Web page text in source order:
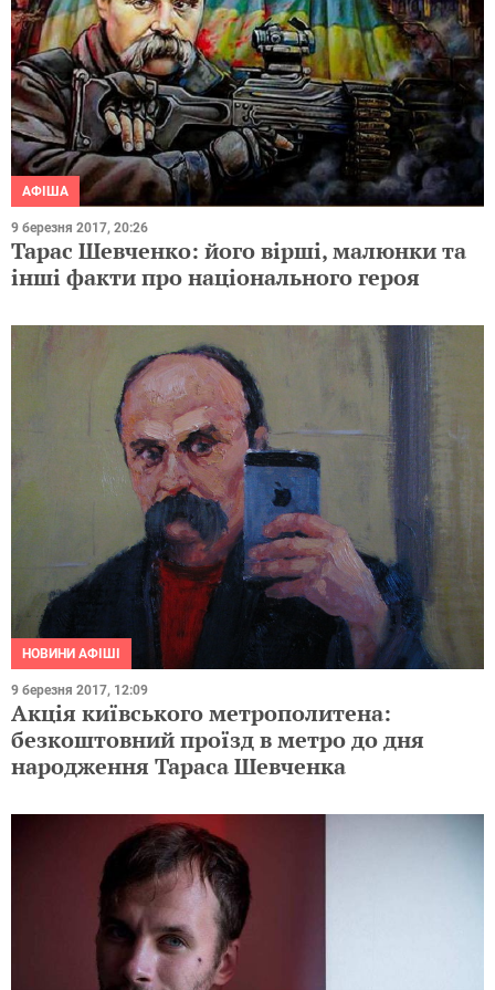
АФІША
9 березня 2017, 20:26
Тарас Шевченко: його вірші, малюнки та
інші факти про національного героя
НОВИНИ АФІШІ
9 березня 2017, 12:09
Акція київського метрополитена:
безкоштовний проїзд в метро до дня
народження Тараса Шевченка